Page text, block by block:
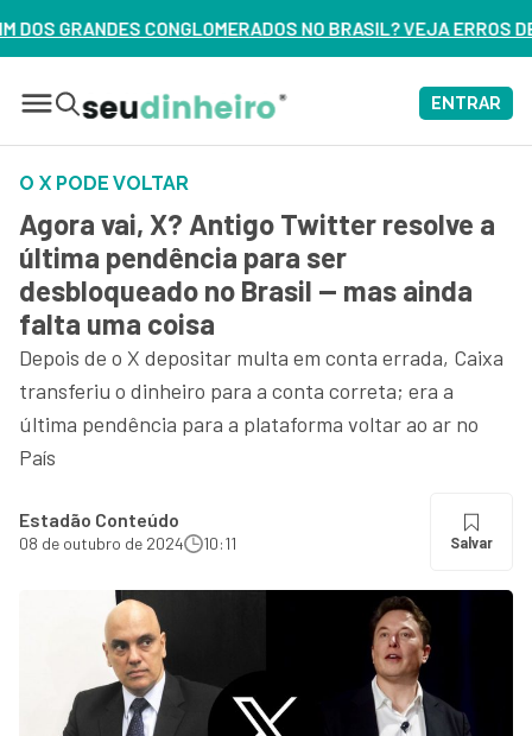
NO BRASIL? VEJA ERROS DE 3 DELES – ASSISTA AGORA
ENTRAR
O X PODE VOLTAR
Agora vai, X? Antigo Twitter resolve a
última pendência para ser
desbloqueado no Brasil — mas ainda
falta uma coisa
Depois de o X depositar multa em conta errada, Caixa
transferiu o dinheiro para a conta correta; era a
última pendência para a plataforma voltar ao ar no
País
Estadão Conteúdo
08 de outubro de 2024 10:11 Salvar